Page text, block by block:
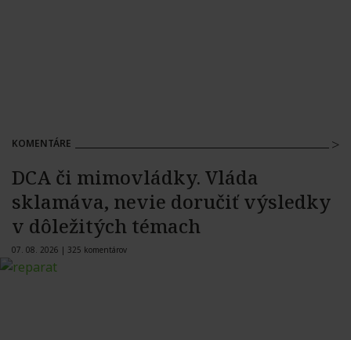
KOMENTÁRE
DCA či mimovládky. Vláda
sklamáva, nevie doručiť výsledky
v dôležitých témach
07. 08. 2026 | 325 komentárov